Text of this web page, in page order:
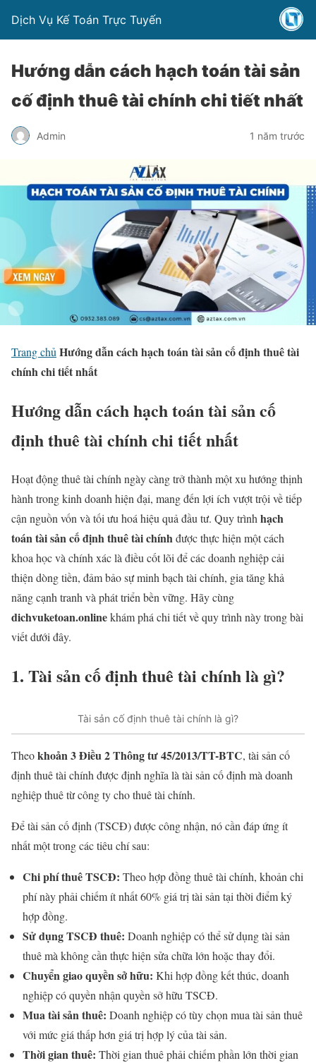
Dịch Vụ Kế Toán Trực Tuyến
Hướng dẫn cách hạch toán tài sản
cố định thuê tài chính chi tiết nhất
Admin 1 năm trước
Trang chủ Hướng dẫn cách hạch toán tài sản cố định thuê tài
chính chi tiết nhất
Hướng dẫn cách hạch toán tài sản cố
định thuê tài chính chi tiết nhất
Hoạt động thuê tài chính ngày càng trở thành một xu hướng thịnh
hành trong kinh doanh hiện đại, mang đến lợi ích vượt trội về tiếp
cận nguồn vốn và tối ưu hoá hiệu quả đầu tư. Quy trình hạch
toán tài sản cố định thuê tài chínhđược thực hiện một cách
khoa học và chính xác là điều cốt lõi để các doanh nghiệp cải
thiện dòng tiền, đảm bảo sự minh bạch tài chính, gia tăng khả
năng cạnh tranh và phát triển bền vững. Hãy cùng
dichvuketoan.onlinekhám phá chi tiết về quy trình này trong bài
viết dưới đây.
1. Tài sản cố định thuê tài chính là gì?
Tài sản cố định thuê tài chính là gì?
Theokhoản 3 Điều 2 Thông tư 45/2013/TT-BTC, tài sản cố
định thuê tài chính được định nghĩa là tài sản cố định mà doanh
nghiệp thuê từ công ty cho thuê tài chính.
Để tài sản cố định (TSCĐ) được công nhận, nó cần đáp ứng ít
nhất một trong các tiêu chí sau:
Chi phí thuê TSCĐ: Theo hợp đồng thuê tài chính, khoản chi
phí này phải chiếm ít nhất 60% giá trị tài sản tại thời điểm ký
hợp đồng.
Sử dụng TSCĐ thuê: Doanh nghiệp có thể sử dụng tài sản
thuê mà không cần thực hiện sửa chữa lớn hoặc thay đổi.
Chuyển giao quyền sở hữu: Khi hợp đồng kết thúc, doanh
nghiệp có quyền nhận quyền sở hữu TSCĐ.
Mua tài sản thuê: Doanh nghiệp có tùy chọn mua tài sản thuê
với mức giá thấp hơn giá trị hợp lý của tài sản.
Thời gian thuê: Thời gian thuê phải chiếm phần lớn thời gian